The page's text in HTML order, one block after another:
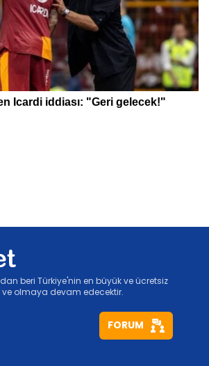
beri Türkiye'nin en büyük ve ücretsiz
olmaya devam edecektir.
FORUM